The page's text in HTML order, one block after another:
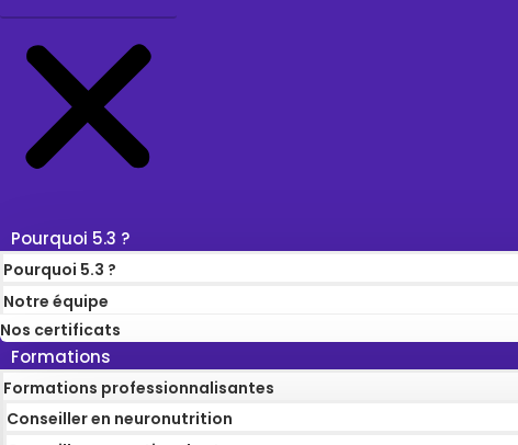
Pourquoi 5.3 ?
Pourquoi 5.3 ?
Notre équipe
Nos certificats
Formations
Formations professionnalisantes
Conseiller en neuronutrition